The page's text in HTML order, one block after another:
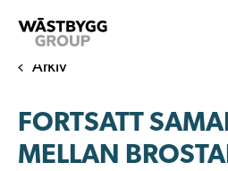
Arkiv
FORTSATT
MELLAN